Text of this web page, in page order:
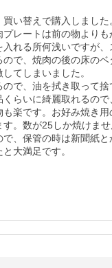
い替えで購入しました
レートは前の物より
れる所何浅いですが
で、焼肉の後の床の
てしまいました。
で、油を拭き取って
らいに綺麗取れるの
楽です。お好み焼き
。数が25しか焼けま
、保管の時は新聞紙
大満足です。